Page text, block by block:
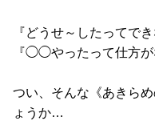
『どうせ～したってでき
『◯◯やったって仕方が
つい、そんな《あきら
ょうか…